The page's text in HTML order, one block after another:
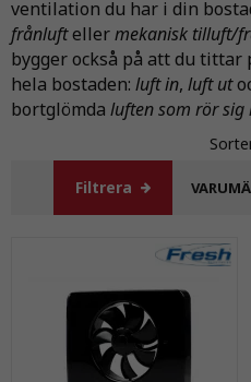
ventilation du har i din
frånluftellermekanisk tilluft/
bygger också på att du
hela bostaden: luft in, luft ut
bortglömda luften som rör sig
Filtrera